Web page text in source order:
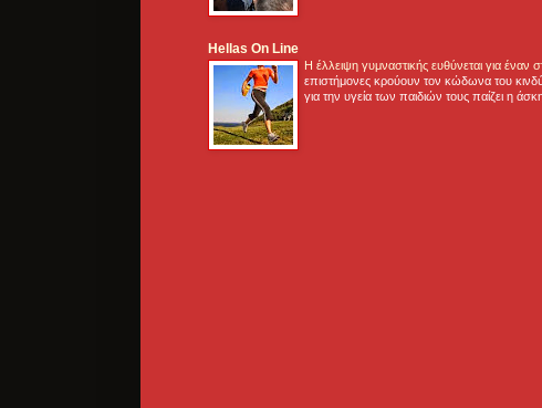
Hellas On Line
Η έλλειψη γυμναστικής ευθύνεται για
επιστήμονες κρούουν τον κώδωνα του
για την υγεία των παιδιών τους παίζει η